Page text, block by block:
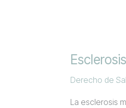
Derecho de
La esclerosis